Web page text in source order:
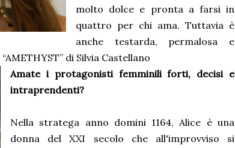
molto dolce e pronta a farsi in
quattro per chi ama. Tuttavia è
anche testarda, permalosa e
di Silvia Castellano
Amate i protagonisti femminili forti, decisi e
intraprendenti?
Nella stratega anno domini 1164, Alice è una
donna del XXI secolo che all'improvviso si